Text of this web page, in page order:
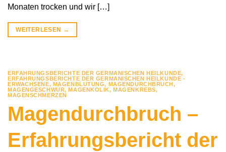
Monaten trocken und wir […]
WEITERLESEN →
ERFAHRUNGSBERICHTE DER GERMANISCHEN HEILKUNDE,
ERFAHRUNGSBERICHTE DER GERMANISCHEN HEILKUNDE -
ERWACHSENE, MAGENBLUTUNG, MAGENDURCHBRUCH,
MAGENGESCHWÜR,MAGENKOLIK,MAGENKREBS,
MAGENSCHMERZEN
Magendurchbruch –
Erfahrungsbericht der